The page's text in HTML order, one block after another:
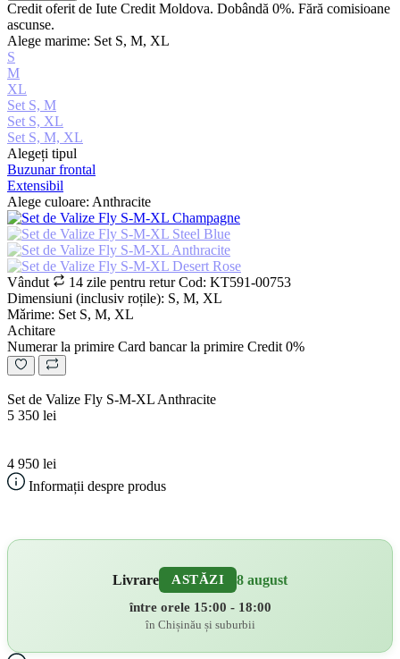
Credit oferit de Iute Credit Moldova. Dobândă 0%. Fără comisioane
ascunse.
Alege marime: Set S, M, XL
S
M
XL
Set S, M
Set S, XL
Set S, M, XL
Alegeți tipul
Buzunar frontal
Extensibil
Alege culoare: Anthracite
Vândut 14 zile pentru returCod: KT591-00753
Dimensiuni (inclusiv roțile): S, M, XL
Mǎrime: Set S, M, XL
Achitare
Numerar la primire Card bancar la primire Credit 0%
Set de Valize Fly S-M-XL Anthracite
5 350 lei
4 950 lei
Informații despre produs
Livrare ASTĂZI 8 august
între orele 15:00 - 18:00
în Chișinău și suburbii